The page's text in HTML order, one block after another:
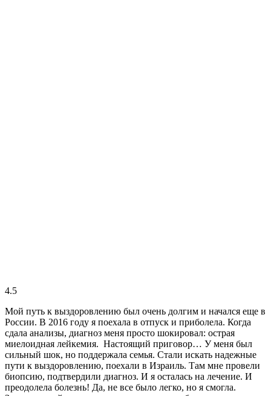
4.5
Мой путь к выздоровлению был очень долгим и начался еще в
России. В 2016 году я поехала в отпуск и приболела. Когда
сдала анализы, диагноз меня просто шокировал: острая
миелоидная лейкемия. Настоящий приговор… У меня был
сильный шок, но поддержала семья. Стали искать надежные
пути к выздоровлению, поехали в Израиль. Там мне провели
биопсию, подтвердили диагноз. И я осталась на лечение. И
преодолела болезнь! Да, не все было легко, но я смогла.